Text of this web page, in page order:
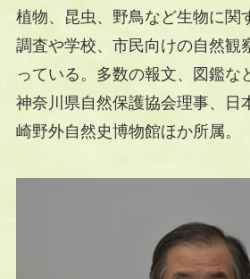
植物、昆虫、野鳥など生物に関
調査や学校、市民向けの自然観
っている。多数の報文、図鑑な
神奈川県自然保護協会理事、日
崎野外自然史博物館ほか所属。